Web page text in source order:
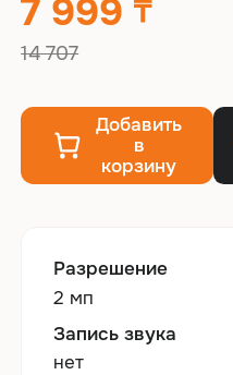
7 999
14 707
Добавить
в
корзину
Разрешение
2 мп
Запись звука
нет